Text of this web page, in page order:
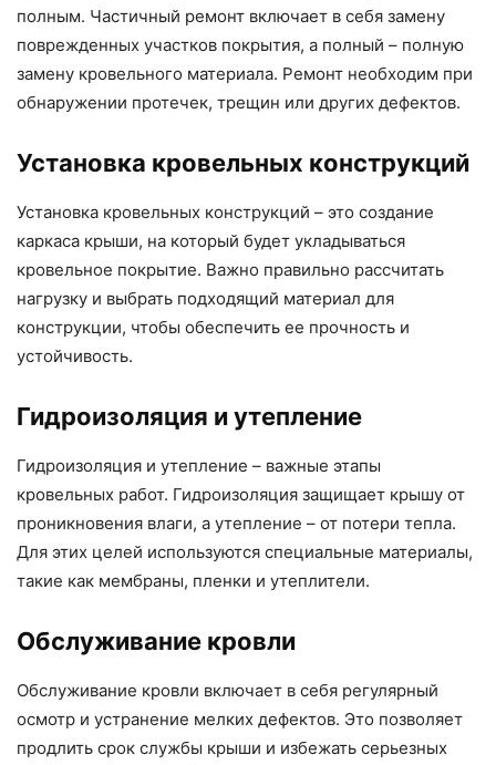
полным. Частичный ремонт включает в себя замену
поврежденных участков покрытия, а полный – полную
замену кровельного материала. Ремонт необходим при
обнаружении протечек, трещин или других дефектов.
Установка кровельных конструкций
Установка кровельных конструкций – это создание
каркаса крыши, на который будет укладываться
кровельное покрытие. Важно правильно рассчитать
нагрузку и выбрать подходящий материал для
конструкции, чтобы обеспечить ее прочность и
устойчивость.
Гидроизоляция и утепление
Гидроизоляция и утепление – важные этапы
кровельных работ. Гидроизоляция защищает крышу от
проникновения влаги, а утепление – от потери тепла.
Для этих целей используются специальные материалы,
такие как мембраны, пленки и утеплители.
Обслуживание кровли
Обслуживание кровли включает в себя регулярный
осмотр и устранение мелких дефектов. Это позволяет
продлить срок службы крыши и избежать серьезных